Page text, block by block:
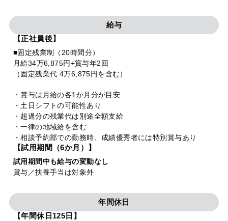
給与
【正社員後】
■固定残業制（20時間分）
月給34万6,875円+賞与年2回
（固定残業代 4万6,875円を含む）
・賞与は月給の各1か月分が目安
・土日シフトの可能性あり
・超過分の残業代は別途全額支給
・一律の地域給を含む
・相談予約部での勤務時、成績優秀者には特別賞与あり
【試用期間（6か月）】
試用期間中も給与の変動なし
賞与／扶養手当は対象外
年間休日
【年間休日125日】